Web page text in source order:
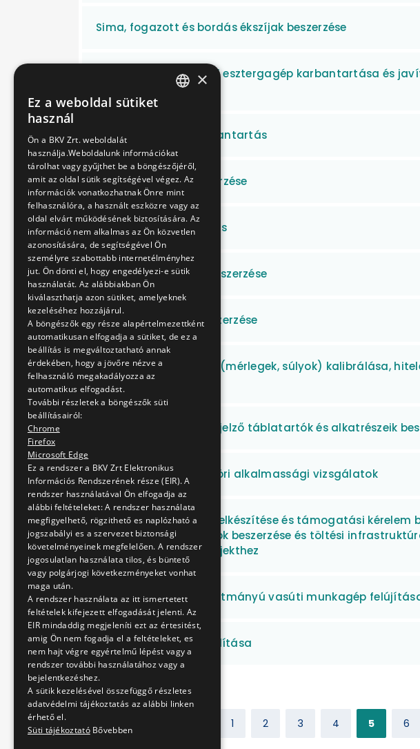
Sima, fogazott és bordás ékszíjak beszerzése
SCULFORT padló alatti esztergagép karbantartása és
villamos kocsiszínben
SAP MM cikktörzs karbantartás
Rovarirtó szerek beszerzése
Rovar- és rágcsálóirtás
Rendezvénykellékek beszerzése
Reklámajándékok beszerzése
Raktári mérőeszközök (mérlegek, súlyok) kalibrálása,
javítása
Ragasztott viszonylatjelző táblatartók és alkatrészeik
Pszichológiai munkaköri alkalmassági vizsgálatok
Projektdokumentáció elkészítése és támogatási kérelem
„Elektromos midibuszok beszerzése és töltési
Budapesten” című projekthez
Plasser & Theurer gyártmányú vasúti munkagép
Pénz- és értékcikk szállítása
1 2 3 4 5 6
×
Ez a weboldal sütiket
használ
Ön a BKV Zrt. weboldalát
használja.Weboldalunk információkat
tárolhat vagy gyűjthet be a böngészőjéről,
amit az oldal sütik segítségével végez. Az
információk vonatkozhatnak Önre mint
felhasználóra, a használt eszközre vagy az
oldal elvárt működésének biztosítására. Az
információ nem alkalmas az Ön közvetlen
azonosítására, de segítségével Ön
személyre szabottabb internetélményhez
jut. Ön dönti el, hogy engedélyezi-e sütik
használatát. Az alábbiakban Ön
kiválaszthatja azon sütiket, amelyeknek
kezeléséhez hozzájárul.
A böngészők egy része alapértelmezettként
automatikusan elfogadja a sütiket, de ez a
beállítás is megváltoztatható annak
érdekében, hogy a jövőre nézve a
felhasználó megakadályozza az
automatikus elfogadást.
További részletek a böngészők süti
beállításairól:
Chrome
Firefox
Microsoft Edge
Ez a rendszer a BKV Zrt Elektronikus
Információs Rendszerének része (EIR). A
rendszer használatával Ön elfogadja az
alábbi feltételeket: A rendszer használata
megfigyelhető, rögzithető es naplózható a
jogszabályi es a szervezet biztonsági
követelményeinek megfelelően. A rendszer
jogosulatlan használata tilos, és büntető
vagy polgárjogi következményeket vonhat
maga után.
A rendszer használata az itt ismertetett
feltételek kifejezett elfogadását jelenti. Az
EIR mindaddig megjeleníti ezt az értesitést,
amig Ön nem fogadja el a feltételeket, es
nem hajt végre egyértelmű lépést vagy a
rendszer további használatához vagy a
bejelentkezéshez.
A sütik kezelésével összefüggő részletes
adatvédelmi tájékoztatás az alábbi linken
érhető el.
Süti tájékoztató Bővebben